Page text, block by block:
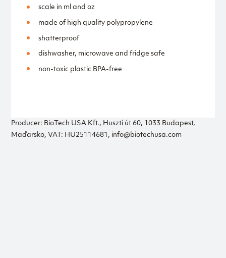
scale in ml and oz
made of high quality polypropylene
shatterproof
dishwasher, microwave and fridge safe
non-toxic plastic BPA-free
Producer: BioTech USA Kft., Huszti út 60, 1033 Budapest,
Maďarsko, VAT: HU25114681, info@biotechusa.com